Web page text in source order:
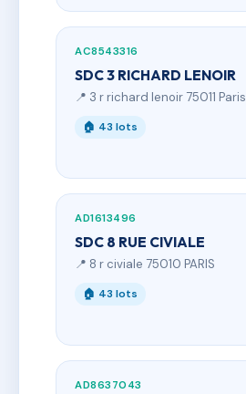
AC8543316
SDC 3 RICHARD LENOIR
📍 3 r richard lenoir 75011 Paris
🏠 43 lots
AD1613496
SDC 8 RUE CIVIALE
📍 8 r civiale 75010 PARIS
🏠 43 lots
AD8637043